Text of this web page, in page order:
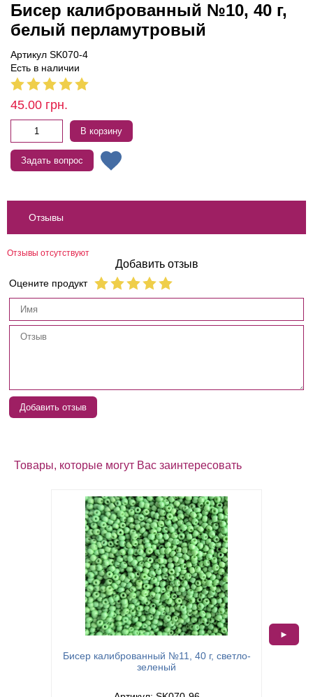
Бисер калиброванный №10, 40 г,
белый перламутровый
Артикул SK070-4
Есть в наличии
45.00 грн.
В корзину
Задать вопрос
Отзывы
Отзывы отсутствуют
Добавить отзыв
Оцените продукт
Добавить отзыв
Товары, которые могут Вас заинтересовать
Бисер калиброванный №11, 40 г, светло-
зеленый
►